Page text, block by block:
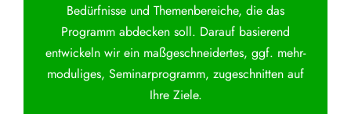
Bedürfnisse und Themenbereiche, die das
Programm abdecken soll. Darauf basierend
entwickeln wir ein maßgeschneidertes, ggf. mehr-
moduliges, Seminarprogramm, zugeschnitten auf
Ihre Ziele.